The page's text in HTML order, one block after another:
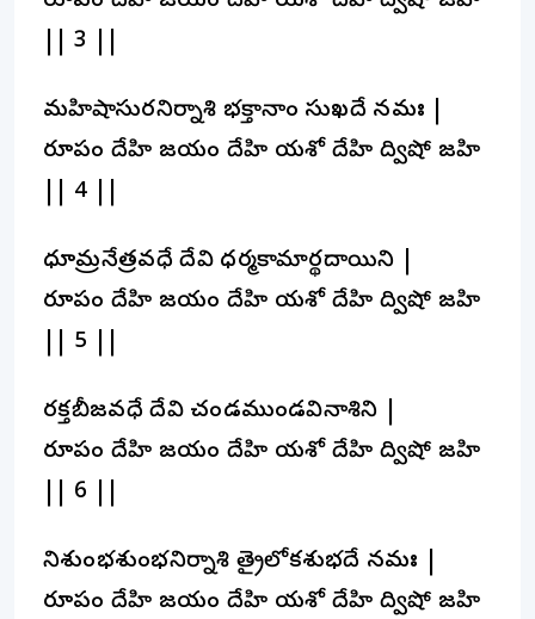
|| 3 ||
మహిషాసురనిర్నాశి భక్తానాం సుఖదే నమః |
రూపం దేహి జయం దేహి యశో దేహి ద్విషో జహి
|| 4 ||
ధూమ్రనేత్రవధే దేవి ధర్మకామార్థదాయిని |
రూపం దేహి జయం దేహి యశో దేహి ద్విషో జహి
|| 5 ||
రక్తబీజవధే దేవి చండముండవినాశిని |
రూపం దేహి జయం దేహి యశో దేహి ద్విషో జహి
|| 6 ||
నిశుంభశుంభనిర్నాశి త్రైలోక్యశుభదే నమః |
రూపం దేహి జయం దేహి యశో దేహి ద్విషో జహి